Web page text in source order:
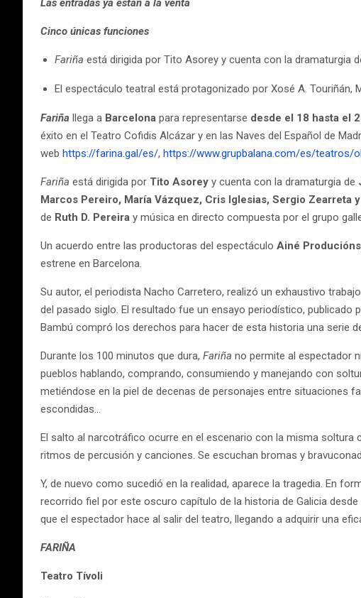
Las entradas ya están a la venta
Cinco únicas funciones
Fariña está dirigida por Tito Asorey y cuenta con la dramaturgia
El espectáculo teatral está protagonizado por Xosé A. Touriñán,
Fariña llega a Barcelona para representarse desde el 18 hasta el
éxito en el Teatro Cofidis Alcázar y en las Naves del Español de
web https://farina.gal/es/, https://www.grupbalana.com/es/teatros/
Fariña está dirigida por Tito Asorey y cuenta con la dramaturgia de
Marcos Pereiro, María Vázquez, Cris Iglesias, Sergio Zearreta
de Ruth D. Pereira y música en directo compuesta por el grupo
Un acuerdo entre las productoras del espectáculo Ainé
estrene en Barcelona.
Su autor, el periodista Nacho Carretero, realizó un exhaustivo
del pasado siglo. El resultado fue un ensayo periodístico, publicado
Bambú compró los derechos para hacer de esta historia una serie
Durante los 100 minutos que dura, Fariña no permite al espectador
pueblos hablando, comprando, consumiendo y manejando con
metiéndose en la piel de decenas de personajes entre situaciones
escondidas…
El salto al narcotráfico ocurre en el escenario con la misma soltura
ritmos de percusión y canciones. Se escuchan bromas y
Y, de nuevo como sucedió en la realidad, aparece la tragedia. En
recorrido fiel por este oscuro capítulo de la historia de Galicia
que el espectador hace al salir del teatro, llegando a adquirir una
FARIÑA
Teatro Tívoli